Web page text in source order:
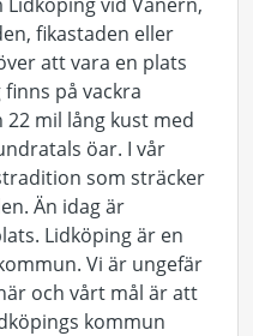
fikastaden eller
att vara en plats
på vackra
mil lång kust med
öar. I vår
som sträcker
Än idag är
Lidköping är en
Vi är ungefär
och vårt mål är att
kommun